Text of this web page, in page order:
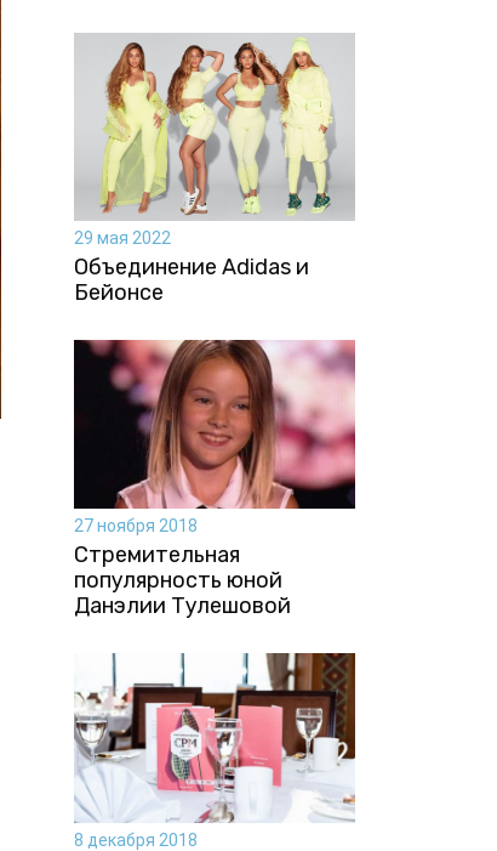
29 мая 2022
Объединение Adidas и
Бейонсе
27 ноября 2018
Стремительная
популярность юной
Данэлии Тулешовой
8 декабря 2018